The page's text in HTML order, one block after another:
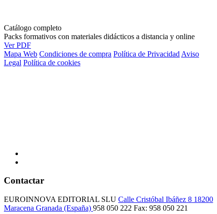
Catálogo completo
Packs formativos con materiales didácticos a distancia y online
Ver PDF
Mapa Web Condiciones de compra Política de Privacidad Aviso
Legal Política de cookies
Contactar
EUROINNOVA EDITORIAL SLU Calle Cristóbal Ibáñez 8 18200
Maracena Granada (España) 958 050 222 Fax: 958 050 221